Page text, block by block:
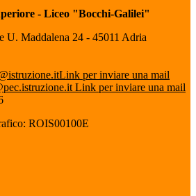
- Liceo "Bocchi-Galilei"
U. Maddalena 24 - 45011 Adria
Link per inviare una mail
Link per inviare una mail
ROIS00100E